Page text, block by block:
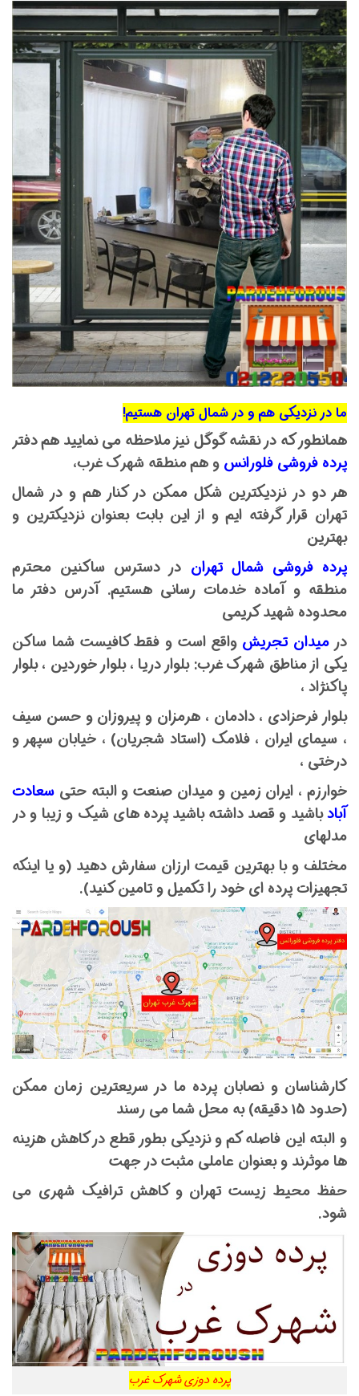
ما در نزدیکی هم و در شمال تهران هستیم!
همانطور که در نقشه گوگل نیز ملاحظه می نمایید هم دفتر
پرده فروشی فلورانس و هم منطقه شهرک غرب،
هر دو در نزدیکترین شکل ممکن در کنار هم و در شمال
تهران قرار گرفته ایم و از این بابت بعنوان نزدیکترین و
بهترین
پرده فروشی شمال تهران در دسترس ساکنین محترم
منطقه و آماده خدمات رسانی هستیم. آدرس دفتر ما
محدوده شهید کریمی
در میدان تجریش واقع است و فقط کافیست شما ساکن
یکی از مناطق شهرک غرب:بلوار دریا ، بلوار خوردین ، بلوار
پاکنژاد ،
بلوار فرحزادی ، دادمان ، هرمزان و پیروزان و حسن سیف
، سیمای ایران ، فلامک (استاد شجریان) ، خیابان سپهر و
درختی ،
خوارزم ، ایران زمین و میدان صنعت و البته حتی سعادت
آبادباشید و قصد داشته باشید پرده های شیک و زیبا و در
مدلهای
مختلف و با بهترین قیمت ارزان سفارش دهید (و یا اینکه
تجهیزات پرده ای خود را تکمیل و تامین کنید).
کارشناسان و نصابان پرده ما در سریعترین زمان ممکن
(حدود ۱۵ دقیقه) به محل شما می رسند
و البته این فاصله کم و نزدیکی بطور قطع در کاهش هزینه
ها موثرند و بعنوان عاملی مثبت در جهت
حفظ محیط زیست تهران و کاهش ترافیک شهری می
شود.
پرده دوزی شهرک غرب